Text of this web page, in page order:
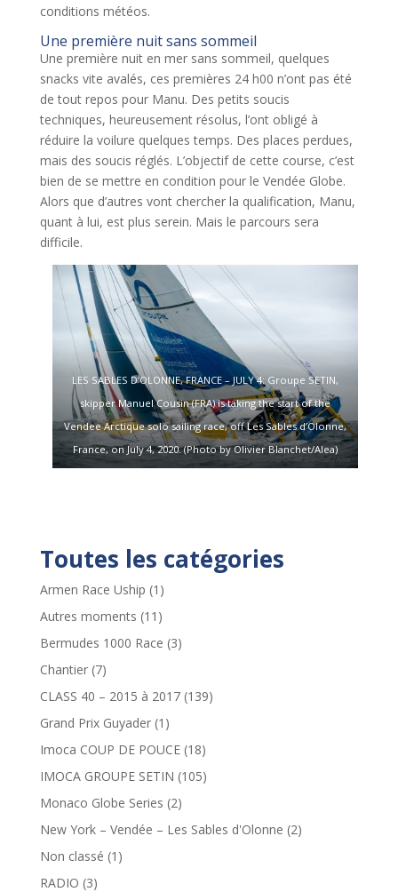
conditions météos.
Une première nuit sans sommeil
Une première nuit en mer sans sommeil, quelques
snacks vite avalés, ces premières 24 h00 n’ont pas été
de tout repos pour Manu. Des petits soucis
techniques, heureusement résolus, l’ont obligé à
réduire la voilure quelques temps. Des places perdues,
mais des soucis réglés. L’objectif de cette course, c’est
bien de se mettre en condition pour le Vendée Globe.
Alors que d’autres vont chercher la qualification, Manu,
quant à lui, est plus serein. Mais le parcours sera
difficile.
LES SABLES D’OLONNE, FRANCE – JULY 4: Groupe SETIN,
skipper Manuel Cousin (FRA) is taking the start of the
Vendee Arctique solo sailing race, off Les Sables d’Olonne,
France, on July 4, 2020. (Photo by Olivier Blanchet/Alea)
Toutes les catégories
Armen Race Uship (1)
Autres moments (11)
Bermudes 1000 Race (3)
Chantier(7)
CLASS 40 – 2015 à 2017(139)
Grand Prix Guyader(1)
Imoca COUP DE POUCE(18)
IMOCA GROUPE SETIN (105)
Monaco Globe Series (2)
New York – Vendée – Les Sables d'Olonne (2)
Non classé (1)
RADIO (3)